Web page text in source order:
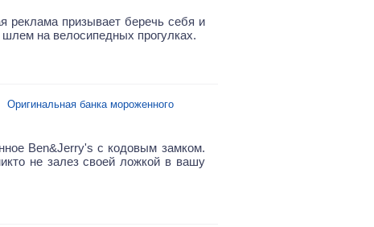
реклама призывает беречь себя и
шлем на велосипедных прогулках.
Оригинальная банка мороженного
Ben&Jerry's с кодовым замком.
не залез своей ложкой в вашу